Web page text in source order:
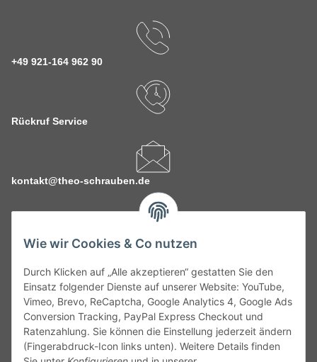
Wie wir Cookies & Co nutzen
Durch Klicken auf „Alle akzeptieren“ gestatten Sie den
Einsatz folgender Dienste auf unserer Website: YouTube,
Vimeo, Brevo, ReCaptcha, Google Analytics 4, Google Ads
Conversion Tracking, PayPal Express Checkout und
Ratenzahlung. Sie können die Einstellung jederzeit ändern
(Fingerabdruck-Icon links unten). Weitere Details finden
+49 921-164 962 90
Rückruf Service
kontakt@theo-schrauben.de
Service
Gesetzliche Informationen
Alle technischen Angaben ohne Gewähr. Irrtümer und fehlerhafte